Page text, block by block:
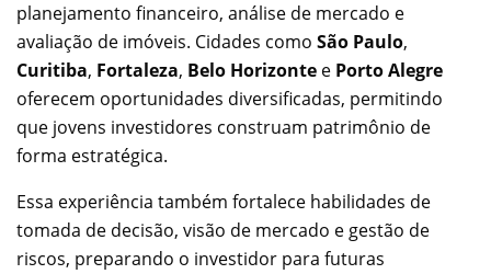
planejamento financeiro, análise de mercado e
avaliação de imóveis. Cidades como São Paulo,
Curitiba, Fortaleza, Belo Horizonte e Porto Alegre
oferecem oportunidades diversificadas, permitindo
que jovens investidores construam patrimônio de
forma estratégica.
Essa experiência também fortalece habilidades de
tomada de decisão, visão de mercado e gestão de
riscos, preparando o investidor para futuras